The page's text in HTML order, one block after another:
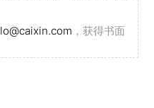
，获得书面